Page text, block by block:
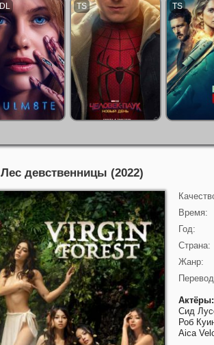
Лес девственницы (2022)
Время:
Год:
Страна:
Жанр:
Актёры:
Сид
Роб
Aica